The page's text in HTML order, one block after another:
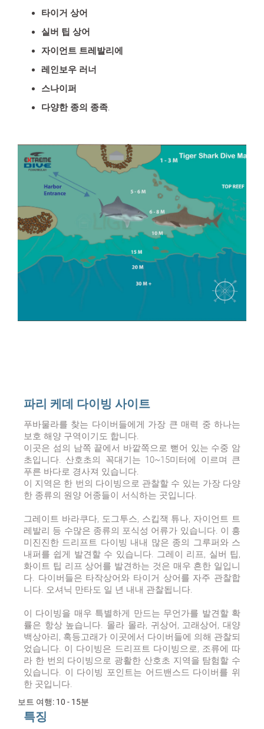
타이거 상어
실버 팁 상어
자이언트 트레발리에
레인보우 러너
스나이퍼
다양한 종의 종족.
파리 케데 다이빙 사이트
푸바물라를 찾는 다이버들에게 가장 큰 매력 중 하나는
보호 해양 구역이기도 합니다.
이곳은 섬의 남쪽 끝에서 바깥쪽으로 뻗어 있는 수중 암
초입니다. 산호초의 꼭대기는 10~15미터에 이르며 큰
푸른 바다로 경사져 있습니다.
이 지역은 한 번의 다이빙으로 관찰할 수 있는 가장 다양
한 종류의 원양 어종들이 서식하는 곳입니다.
그레이트 바라쿠다, 도그투스, 스킵잭 튜나, 자이언트 트
레발리 등 수많은 종류의 포식성 어류가 있습니다. 이 흥
미진진한 드리프트 다이빙 내내 많은 종의 그루퍼와 스
내퍼를 쉽게 발견할 수 있습니다. 그레이 리프, 실버 팁,
화이트 팁 리프 상어를 발견하는 것은 매우 흔한 일입니
다. 다이버들은 타작상어와 타이거 상어를 자주 관찰합
니다. 오셔닉 만타도 일 년 내내 관찰됩니다.
이 다이빙을 매우 특별하게 만드는 무언가를 발견할 확
률은 항상 높습니다. 몰라 몰라, 귀상어, 고래상어, 대양
백상아리, 혹등고래가 이곳에서 다이버들에 의해 관찰되
었습니다. 이 다이빙은 드리프트 다이빙으로, 조류에 따
라 한 번의 다이빙으로 광활한 산호초 지역을 탐험할 수
있습니다. 이 다이빙 포인트는 어드밴스드 다이버를 위
한 곳입니다.
보트 여행: 10 - 15분
특징